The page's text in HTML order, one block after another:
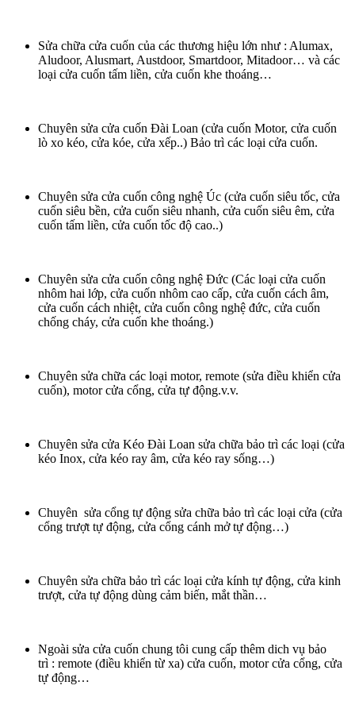
Sửa chữa cửa cuốn của các thương hiệu lớn như : Alumax,
Aludoor, Alusmart, Austdoor, Smartdoor, Mitadoor… và các
loại cửa cuốn tấm liền, cửa cuốn khe thoáng…
Chuyên sửa cửa cuốn Đài Loan (cửa cuốn Motor, cửa cuốn
lò xo kéo, cửa kóe, cửa xếp..) Bảo trì các loại cửa cuốn.
Chuyên sửa cửa cuốn công nghệ Úc (cửa cuốn siêu tốc, cửa
cuốn siêu bền, cửa cuốn siêu nhanh, cửa cuốn siêu êm, cửa
cuốn tấm liền, cửa cuốn tốc độ cao..)
Chuyên sửa cửa cuốn công nghệ Đức (Các loại cửa cuốn
nhôm hai lớp, cửa cuốn nhôm cao cấp, cửa cuốn cách âm,
cửa cuốn cách nhiệt, cửa cuốn công nghệ đức, cửa cuốn
chống cháy, cửa cuốn khe thoáng.)
Chuyên sửa chữa các loại motor, remote (sửa điều khiển cửa
cuốn), motor cửa cổng, cửa tự động.v.v.
Chuyên sửa cửa Kéo Đài Loan sửa chữa bảo trì các loại (cửa
kéo Inox, cửa kéo ray âm, cửa kéo ray sống…)
Chuyên sửa cổng tự động sửa chữa bảo trì các loại cửa (cửa
cổng trượt tự động, cửa cổng cánh mở tự động…)
Chuyên sửa chữa bảo trì các loại cửa kính tự động, cửa kinh
trượt, cửa tự động dùng cảm biến, mắt thần…
Ngoài sửa cửa cuốn chung tôi cung cấp thêm dich vụ bảo
trì : remote (điều khiển từ xa) cửa cuốn, motor cửa cổng, cửa
tự động…